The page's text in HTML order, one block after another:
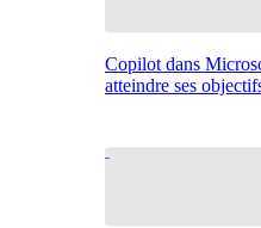
Copilot dans
atteindre ses